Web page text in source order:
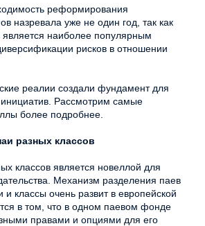
реформирования
назревала уже не один год, так как
наиболее популярным
рисков в отношении
реалии создали фундамент для
Рассмотрим самые
более подробнее.
разных классов
классов является новеллой для
Механизм разделения паев
и классы очень развит в европейской
в том, что в одном паевом фонде
правами и опциями для его